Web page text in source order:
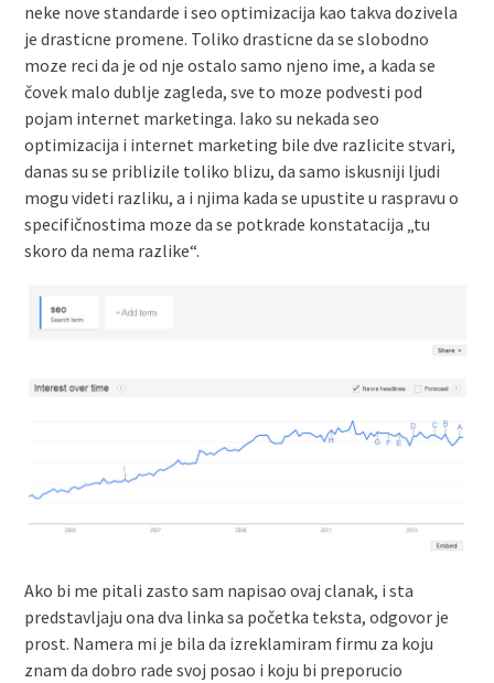
neke nove standarde i seo optimizacija kao takva dozivela
je drasticne promene. Toliko drasticne da se slobodno
moze reci da je od nje ostalo samo njeno ime, a kada se
čovek malo dublje zagleda, sve to moze podvesti pod
pojam internet marketinga. Iako su nekada seo
optimizacija i internet marketing bile dve razlicite stvari,
danas su se priblizile toliko blizu, da samo iskusniji ljudi
mogu videti razliku, a i njima kada se upustite u raspravu o
specifičnostima moze da se potkrade konstatacija „tu
skoro da nema razlike“.
Ako bi me pitali zasto sam napisao ovaj clanak, i sta
predstavljaju ona dva linka sa početka teksta, odgovor je
prost. Namera mi je bila da izreklamiram firmu za koju
znam da dobro rade svoj posao i koju bi preporucio